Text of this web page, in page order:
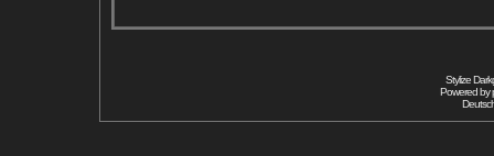
Stylize
Powered by